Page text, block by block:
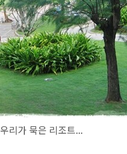
우리가 묵은 리조트...